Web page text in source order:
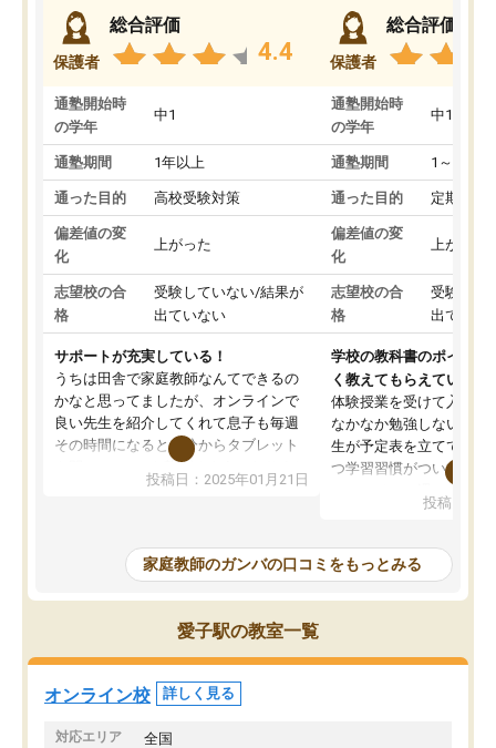
保護者
総合評価
4.4
通塾開始時
の学年
中1
通塾期間 1年以上
通った目的 高校受験対策
偏差値の変
化
上がった
志望校の合
格
受験していない/結果が
出ていない
サポートが充実している！
うちは田舎で家庭教師なんてできるの
かなと思ってましたが、オンラインで
良い先生を紹介してくれて息子も毎週
その時間になると自分からタブレット
を開いてzoomを繋げるようになりまし
た！5科目なんでもOKなのもとても気
めて1年ほどだった今では平均点以上の
科目が増えてきました！あと1年受験ま
であるので無料の週末教室を使用しな
がら頑張って欲しいと思います！
投稿日：2025年01月21日
保護者
総合評価
通塾開始時
の学年
中1
通塾期間 1～3ヵ月
通った目的 定期テス
偏差値の変
化
上がった
志望校の合
格
受験して
出ていな
学校の教科書のポイント
く教えてもらえている
体験授業を受けて入塾し
なかなか勉強しない息子
生が予定表を立ててくれ
つ学習習慣がついてきま
指導が無い日も予定表
問できるのでとても助か
投稿日：
家庭教師のガンバの口コミをもっとみる
愛子駅の教室一覧
オンライン校 詳しく見る
対応エリア 全国